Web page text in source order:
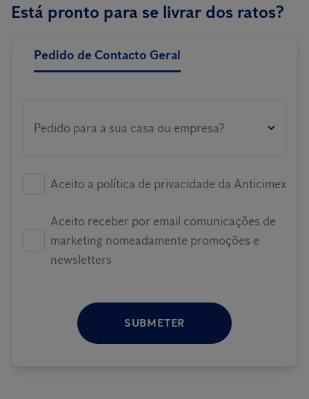
Está pronto para se livrar dos ratos?
Pedido de Contacto Geral
Pedido para a sua casa ou empresa?
Aceito a política de privacidade da Anticimex
Aceito receber por email comunicações de
marketing nomeadamente promoções e
newsletters
SUBMETER